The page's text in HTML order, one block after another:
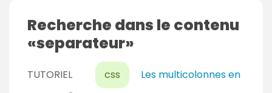
Recherche dans le contenu
separateur
TUTORIEL css
Les multicolonnes en